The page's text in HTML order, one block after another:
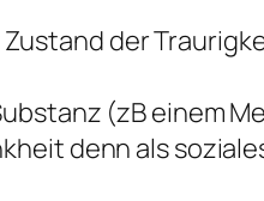
der
(zB einem
denn als